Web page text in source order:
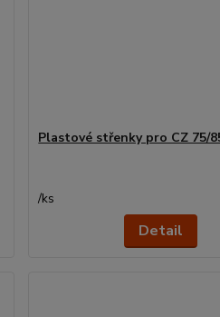
Plastové střenky pro CZ 75/
/ks
Detail